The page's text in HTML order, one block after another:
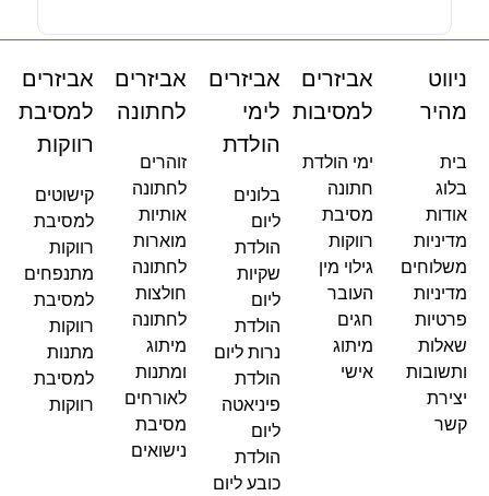
ניווט
מהיר
בית
בלוג
אודות
מדיניות
משלוחים
מדיניות
פרטיות
שאלות
ותשובות
יצירת
קשר
אביזרים
למסיבות
ימי הולדת
חתונה
מסיבת
רווקות
גילוי מין
העובר
חגים
מיתוג
אישי
אביזרים
לימי
הולדת
בלונים
ליום
הולדת
שקיות
ליום
הולדת
נרות ליום
הולדת
פיניאטה
ליום
הולדת
כובע ליום
אביזרים
לחתונה
זוהרים
לחתונה
אותיות
מוארות
לחתונה
חולצות
לחתונה
מיתוג
ומתנות
לאורחים
מסיבת
נישואים
אביזרים
למסיבת
רווקות
קישוטים
למסיבת
רווקות
מתנפחים
למסיבת
רווקות
מתנות
למסיבת
רווקות